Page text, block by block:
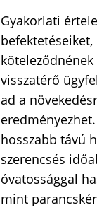
Gyakorlati
visszatérő
ad a
hosszabb távú
szerencsés
óvatossággal
mint